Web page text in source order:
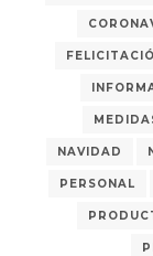
NAVIDAD
PERSONAL